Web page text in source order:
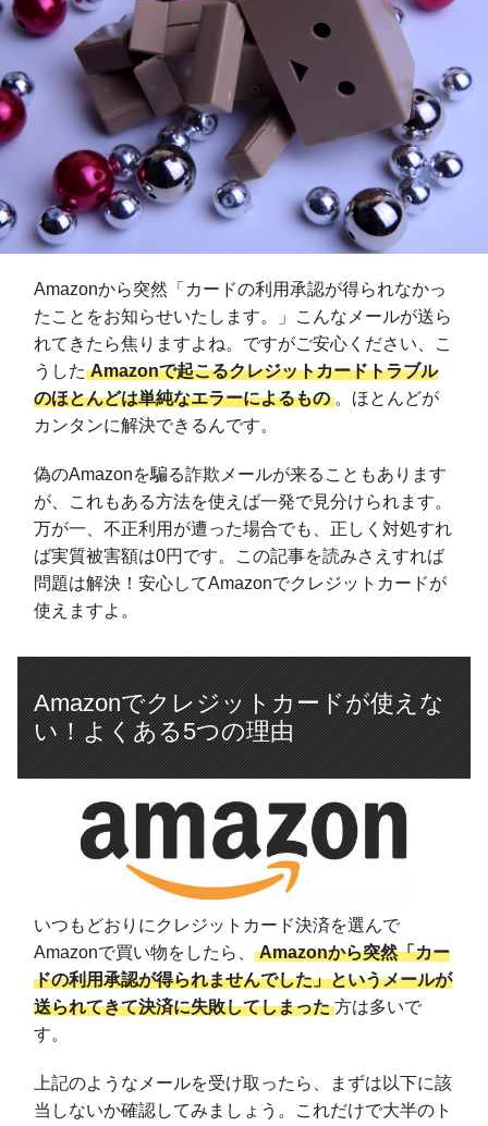
Amazonから突然「カードの利用承認が得られなかっ
たことをお知らせいたします。」こんなメールが送ら
れてきたら焦りますよね。ですがご安心ください、こ
うした Amazonで起こるクレジットカードトラブル
のほとんどは単純なエラーによるもの 。ほとんどが
カンタンに解決できるんです。
偽のAmazonを騙る詐欺メールが来ることもあります
が、これもある方法を使えば一発で見分けられます。
万が一、不正利用が遭った場合でも、正しく対処すれ
ば実質被害額は0円です。この記事を読みさえすれば
問題は解決！安心してAmazonでクレジットカードが
使えますよ。
Amazonでクレジットカードが使えな
い！よくある5つの理由
いつもどおりにクレジットカード決済を選んで
Amazonで買い物をしたら、 Amazonから突然「カー
ドの利用承認が得られませんでした」というメールが
送られてきて決済に失敗してしまった 方は多いで
す。
上記のようなメールを受け取ったら、まずは以下に該
当しないか確認してみましょう。これだけで大半のト